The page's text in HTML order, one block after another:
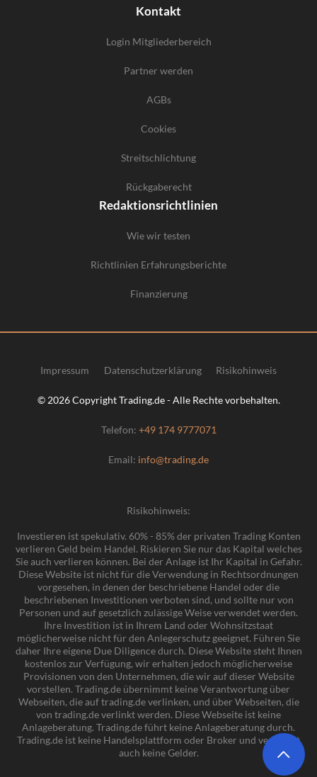
Kontakt
Login Mitgliederbereich
Partner werden
AGBs
Cookies
Streitschlichtung
Rückgaberecht
Redaktionsrichtlinien
Wie wir testen
Richtlinien Erfahrungsberichte
Finanzierung
© 2026 Copyright Trading.de - Alle Rechte vorbehalten.
Telefon: +49 174 9777071
Email: info@trading.de
Impressum Datenschutzerklärung Risikohinweis
Risikohinweis:
Investieren ist spekulativ. 60% - 85% der privaten Trading Konten
verlieren Geld beim Handel. Riskieren Sie nur das Kapital welches
Sie auch verlieren können. Bei der Anlage ist Ihr Kapital in Gefahr.
Diese Website ist nicht für die Verwendung in Rechtsordnungen
vorgesehen, in denen der beschriebene Handel oder die
beschriebenen Investitionen verboten sind, und sollte nur von
Personen und auf gesetzlich zulässige Weise verwendet werden.
Ihre Investition ist in Ihrem Land oder Wohnsitzstaat
möglicherweise nicht für den Anlegerschutz geeignet. Führen Sie
daher Ihre eigene Due Diligence durch. Diese Website steht Ihnen
kostenlos zur Verfügung, wir erhalten jedoch möglicherweise
Provisionen von den Unternehmen, die wir auf dieser Website
vorstellen. Trading.de übernimmt keine Verantwortung über
Webseiten, die auf trading.de verlinken, und über Webseiten, die
von trading.de verlinkt werden. Diese Webseite ist keine
Anlageberatung. Trading.de führt keine Anlageberatung durch.
Trading.de ist keine Handelsplattform oder Broker und verwaltet
auch keine Gelder.